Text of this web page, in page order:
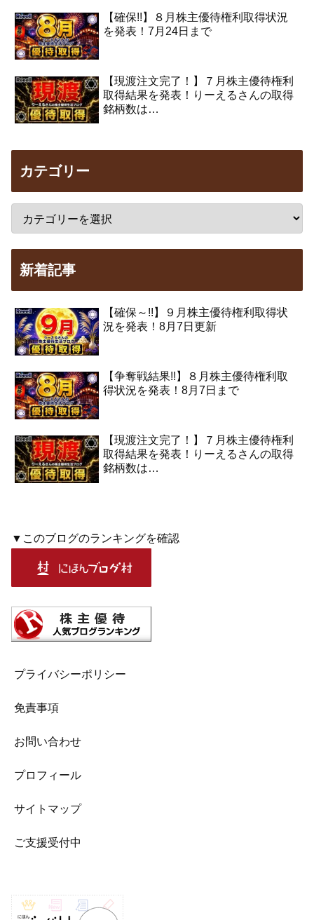
【確保!!】８月株主優待権利取得状況
を発表！7月24日まで
【現渡注文完了！】７月株主優待権利
取得結果を発表！りーえるさんの取得
銘柄数は…
カテゴリー
新着記事
【確保～!!】９月株主優待権利取得状
況を発表！8月7日更新
【争奪戦結果!!】８月株主優待権利取
得状況を発表！8月7日まで
【現渡注文完了！】７月株主優待権利
取得結果を発表！りーえるさんの取得
銘柄数は…
▼このブログのランキングを確認
プライバシーポリシー
免責事項
お問い合わせ
プロフィール
サイトマップ
ご支援受付中